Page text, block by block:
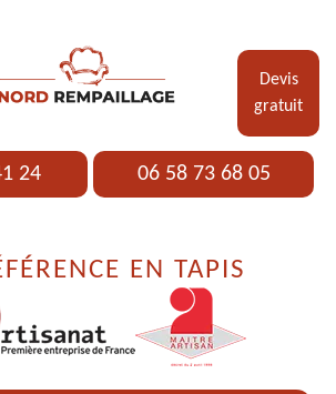
Devis
gratuit
24 06 58 73 68 05
EN TAPIS